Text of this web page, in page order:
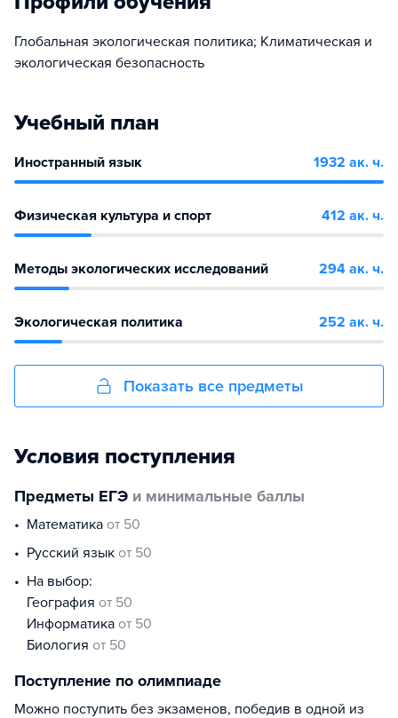
Глобальная экологическая политика; Климатическая и
экологическая безопасность
Учебный план
Иностранный язык 1932 ак. ч.
Физическая культура и спорт 412 ак. ч.
Методы экологических исследований 294 ак. ч.
Экологическая политика 252 ак. ч.
Показать все предметы
Условия поступления
Предметы ЕГЭ и минимальные баллы
математика от 50
русский язык от 50
На выбор:
география от 50
информатика от 50
биология от 50
Поступление по олимпиаде
Можно поступить без экзаменов, победив в одной из